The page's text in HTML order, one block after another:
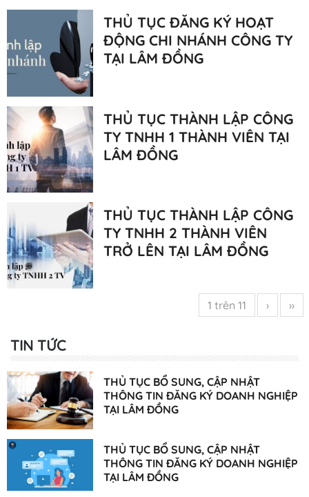
THỦ TỤC ĐĂNG KÝ HOẠT
ĐỘNG CHI NHÁNH CÔNG TY
TẠI LÂM ĐỒNG
THỦ TỤC THÀNH LẬP CÔNG
TY TNHH 1 THÀNH VIÊN TẠI
LÂM ĐỒNG
THỦ TỤC THÀNH LẬP CÔNG
TY TNHH 2 THÀNH VIÊN
TRỞ LÊN TẠI LÂM ĐỒNG
1 trên 11 › ››
TIN TỨC
THỦ TỤC BỔ SUNG, CẬP NHẬT
THÔNG TIN ĐĂNG KÝ DOANH NGHIỆP
TẠI LÂM ĐỒNG
THỦ TỤC BỔ SUNG, CẬP NHẬT
THÔNG TIN ĐĂNG KÝ DOANH NGHIỆP
TẠI LÂM ĐỒNG